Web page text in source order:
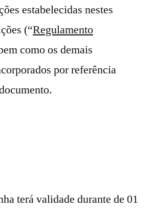
estabelecidas nestes
(“Regulamento
como os demais
por referência
terá validade durante de 01